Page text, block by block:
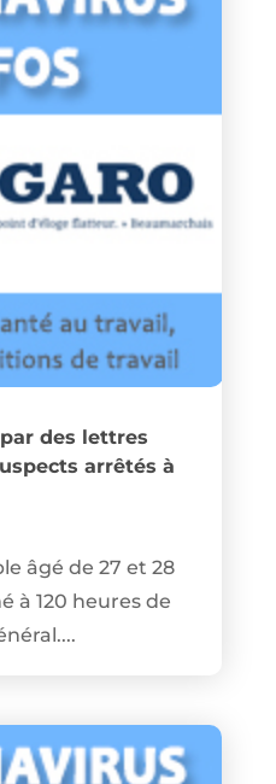
des lettres
arrêtés à
âgé de 27 et 28
à 120 heures de